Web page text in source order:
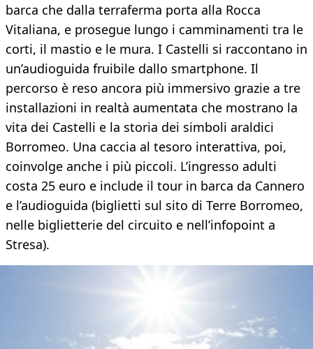
barca che dalla terraferma porta alla Rocca
Vitaliana, e prosegue lungo i camminamenti tra le
corti, il mastio e le mura. I Castelli si raccontano in
un’audioguida fruibile dallo smartphone. Il
percorso è reso ancora più immersivo grazie a tre
installazioni in realtà aumentata che mostrano la
vita dei Castelli e la storia dei simboli araldici
Borromeo. Una caccia al tesoro interattiva, poi,
coinvolge anche i più piccoli. L’ingresso adulti
costa 25 euro e include il tour in barca da Cannero
e l’audioguida (biglietti sul sito di Terre Borromeo,
nelle biglietterie del circuito e nell’infopoint a
Stresa).